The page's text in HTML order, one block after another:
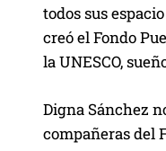
todos sus
creó el Fondo
la UNESCO,
Digna Sánchez
compañeras del